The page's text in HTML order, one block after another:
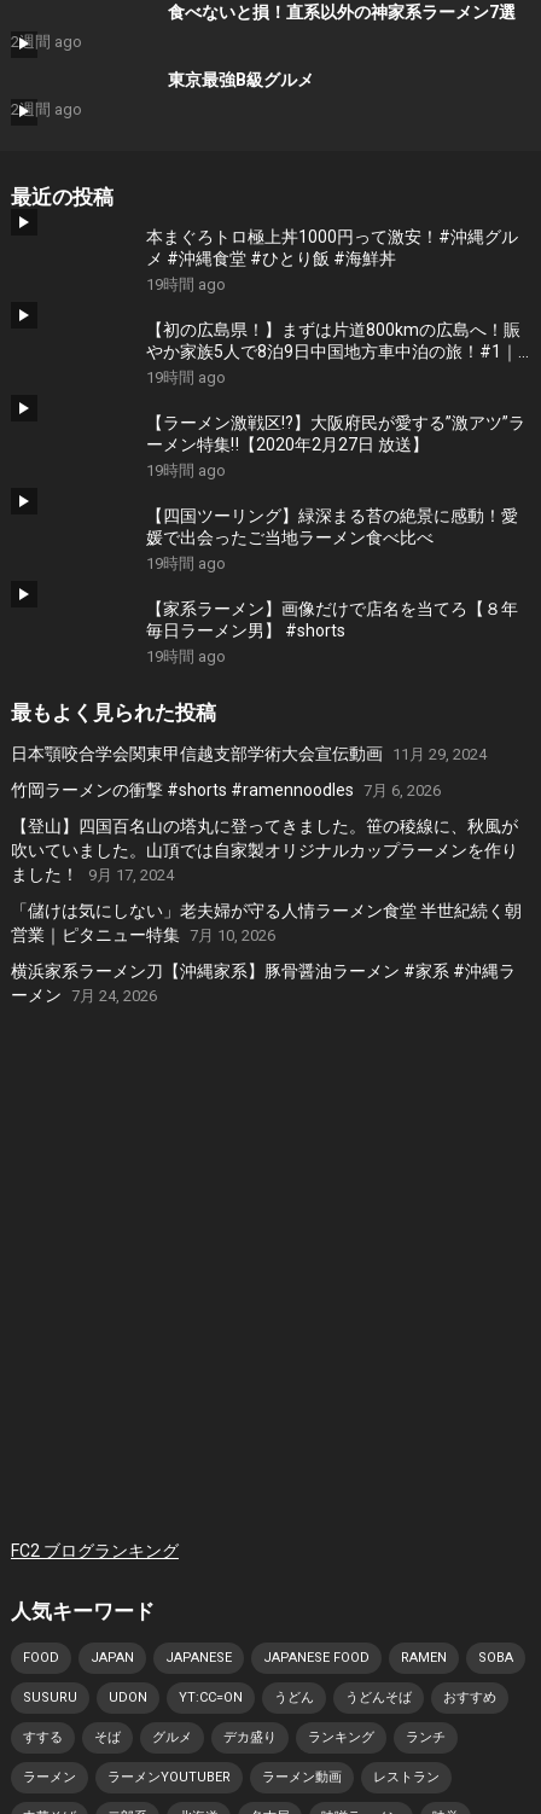
食べないと損！直系以外の神家系ラーメン7選
2週間 ago
東京最強B級グルメ
2週間 ago
最近の投稿
本まぐろトロ極上丼1000円って激安！#沖縄グル
メ #沖縄食堂 #ひとり飯 #海鮮丼
19時間 ago
【初の広島県！】まずは片道800kmの広島へ！賑
やか家族5人で8泊9日中国地方車中泊の旅！#1｜
風情溢れる尾道と家族大絶賛のご当地ラーメン｜
全国制覇！＞
19時間 ago
【ラーメン激戦区!?】大阪府民が愛する”激アツ”ラ
ーメン特集‼︎【2020年2月27日 放送】
19時間 ago
【四国ツーリング】緑深まる苔の絶景に感動！愛
媛で出会ったご当地ラーメン食べ比べ
19時間 ago
【家系ラーメン】画像だけで店名を当てろ【８年
毎日ラーメン男】 #shorts
19時間 ago
最もよく見られた投稿
日本顎咬合学会関東甲信越支部学術大会宣伝動画 11月 29, 2024
竹岡ラーメンの衝撃 #shorts #ramennoodles 7月 6, 2026
【登山】四国百名山の塔丸に登ってきました。笹の稜線に、秋風が
吹いていました。山頂では自家製オリジナルカップラーメンを作り
ました！
9月 17, 2024
「儲けは気にしない」老夫婦が守る人情ラーメン食堂 半世紀続く朝
営業｜ピタニュー特集 7月 10, 2026
横浜家系ラーメン刀【沖縄家系】豚骨醤油ラーメン #家系 #沖縄ラ
ーメン 7月 24, 2026
FC2 ブログランキング
人気キーワード
FOOD JAPAN JAPANESE JAPANESE FOOD RAMEN SOBA
SUSURU UDON YT:CC=ON うどん うどんそば おすすめ
すする そば グルメ デカ盛り ランキング ランチ
ラーメン ラーメンYOUTUBER ラーメン動画 レストラン